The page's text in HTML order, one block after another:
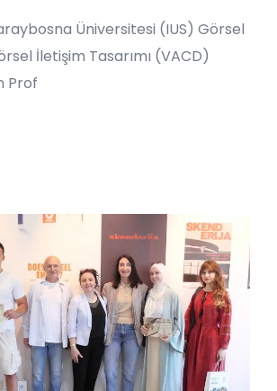
Üniversitesi (IUS) Görsel
İletişim Tasarımı (VACD)
Prof